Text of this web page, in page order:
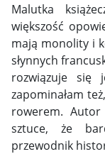
Malutka
większość
mają monolity i
słynnych
rozwiązuje się
zapominałam
rowerem.
sztuce, że
przewodnik